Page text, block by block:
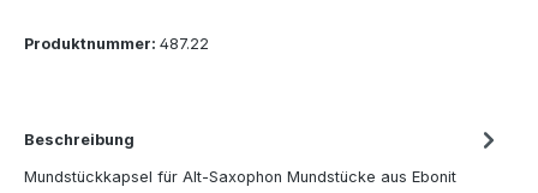
Produktnummer: 487.22
Beschreibung
Mundstückkapsel für Alt-Saxophon Mundstücke aus Ebonit